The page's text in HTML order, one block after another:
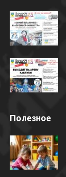
Полезное